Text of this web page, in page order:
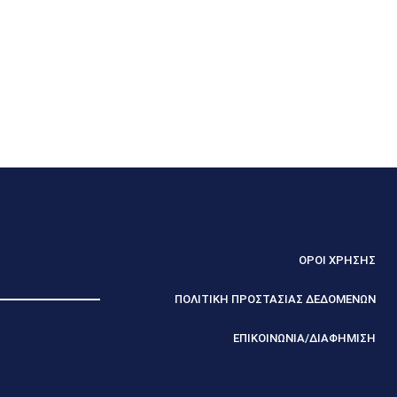
ΟΡΟΙ ΧΡΗΣΗΣ
ΠΟΛΙΤΙΚΗ ΠΡΟΣΤΑΣΙΑΣ ΔΕΔΟΜΕΝΩΝ
ΕΠΙΚΟΙΝΩΝΙΑ/ΔΙΑΦΗΜΙΣΗ